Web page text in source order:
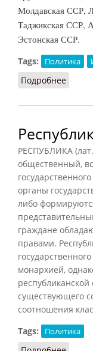
Молдавская ССР,
Таджикская ССР,
Эстонская ССР.
Tags: Политика
Подробнее
РЕСПУБЛИКА
общественный,
органы
либо
граждане
правами.
монархией,
существующего
соотношения
Tags:
Политика